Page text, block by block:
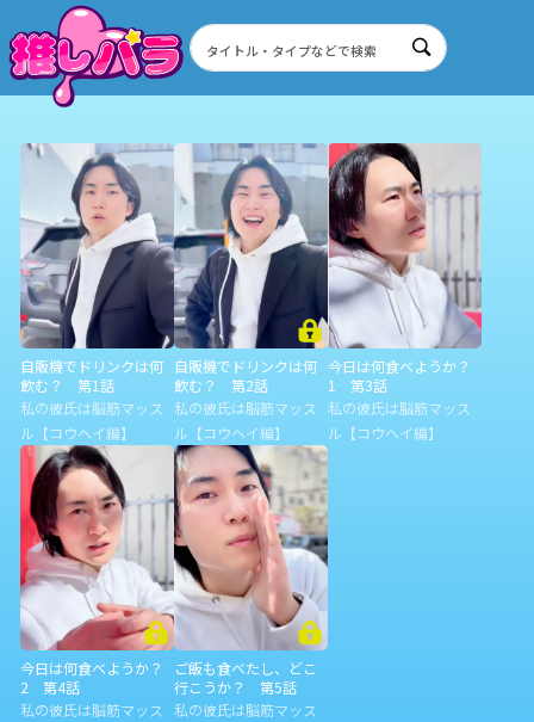
自販機でドリンクは何
飲む？ 第1話
私の彼氏は脳筋マッス
ル【コウヘイ編】
自販機でドリンクは何
飲む？ 第2話
私の彼氏は脳筋マッス
ル【コウヘイ編】
今日は何食べようか？
1 第3話
私の彼氏は脳筋マッス
ル【コウヘイ編】
今日は何食べようか？
2 第4話
私の彼氏は脳筋マッス
ご飯も食べたし、どこ
行こうか？ 第5話
私の彼氏は脳筋マッス